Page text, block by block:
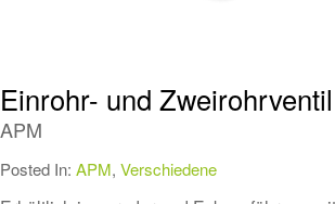
Einrohr- und Zweirohrventil
APM
Posted In: APM, Verschiedene